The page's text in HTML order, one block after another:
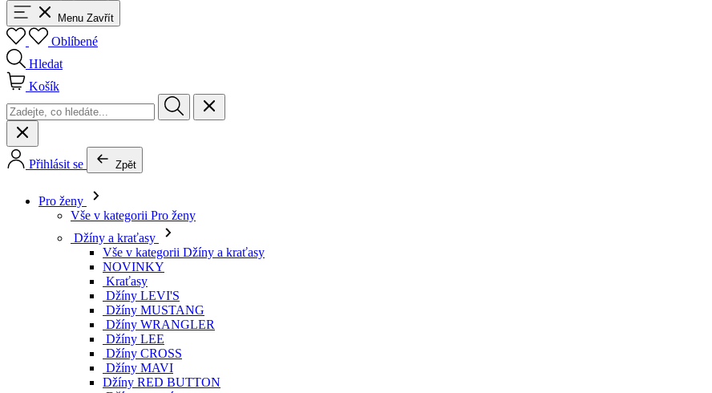
Menu Zavřít
Oblíbené
Hledat
Košík
Přihlásit se Zpět
Pro ženy
Vše v kategorii Pro ženy
Džíny a kraťasy
Vše v kategorii Džíny a kraťasy
NOVINKY
Kraťasy
Džíny LEVI'S
Džíny MUSTANG
Džíny WRANGLER
Džíny LEE
Džíny CROSS
Džíny MAVI
Džíny RED BUTTON